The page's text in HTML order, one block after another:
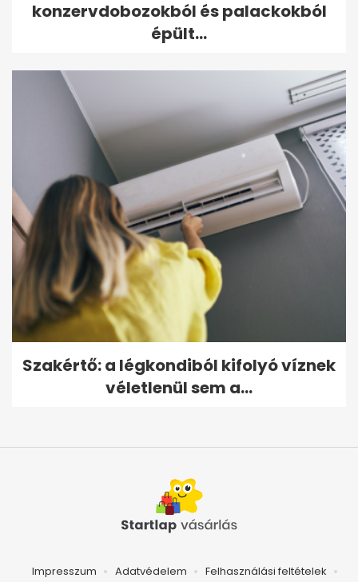
konzervdobozokból és palackokból
épült...
Szakértő: a légkondiból kifolyó víznek
véletlenül sem a...
Impresszum Adatvédelem Felhasználási feltételek